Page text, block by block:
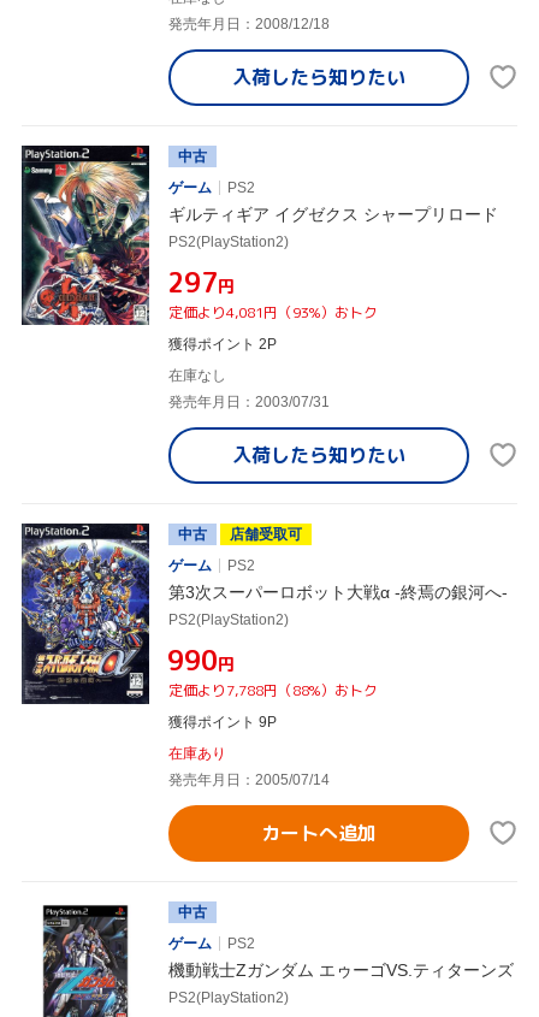
発売年月日：2008/12/18
入荷したら知りたい
中古
ゲーム
PS2
ギルティギア イグゼクス シャープリロード
PS2(PlayStation2)
¥297円
定価より4,081円（93%）おトク
獲得ポイント 2P
在庫なし
発売年月日：2003/07/31
入荷したら知りたい
中古
店舗受取可
ゲーム
PS2
第3次スーパーロボット大戦α -終焉の銀河へ-
PS2(PlayStation2)
¥990円
定価より7,788円（88%）おトク
獲得ポイント 9P
在庫あり
発売年月日：2005/07/14
カートへ追加
中古
ゲーム
PS2
機動戦士Zガンダム エゥーゴVS.ティターンズ
PS2(PlayStation2)